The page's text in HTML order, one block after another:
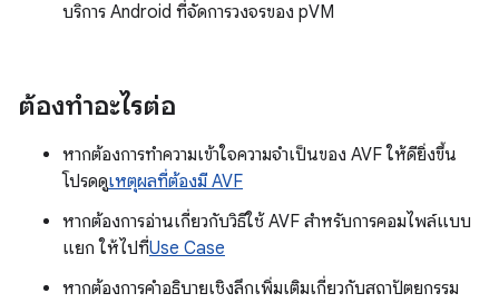
บริการ Android ที่จัดการวงจรของ pVM
ต้องทำอะไรต่อ
หากต้องการทำความเข้าใจความจำเป็นของ AVF ให้ดียิ่งขึ้น
โปรดดูเหตุผลที่ต้องมี AVF
หากต้องการอ่านเกี่ยวกับวิธีใช้ AVF สำหรับการคอมไพล์แบบ
แยก ให้ไปที่Use Case
หากต้องการคำอธิบายเชิงลึกเพิ่มเติมเกี่ยวกับสถาปัตยกรรม